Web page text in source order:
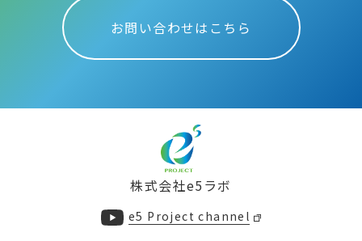
お問い合わせはこちら
株式会社e5ラボ
e5 Project channel